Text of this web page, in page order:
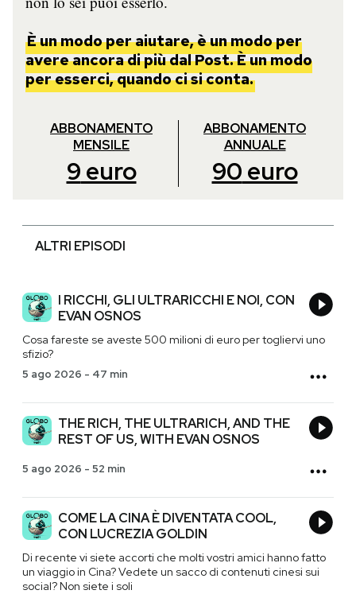
È un modo per aiutare, è un modo per
avere ancora di più dal Post. È un modo
per esserci, quando ci si conta.
ABBONAMENTO
MENSILE
9 euro
ABBONAMENTO
ANNUALE
90 euro
ALTRI EPISODI
I RICCHI, GLI ULTRARICCHI E NOI, CON
EVAN OSNOS
Cosa fareste se aveste 500 milioni di euro per togliervi uno
sfizio?
5 ago 2026 - 47 min
THE RICH, THE ULTRARICH, AND THE
REST OF US, WITH EVAN OSNOS
5 ago 2026 - 52 min
COME LA CINA È DIVENTATA COOL,
CON LUCREZIA GOLDIN
Di recente vi siete accorti che molti vostri amici hanno fatto
un viaggio in Cina? Vedete un sacco di contenuti cinesi sui
social? Non siete i soli